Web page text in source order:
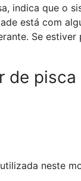
indica que o
está com
Se estiver
de
neste